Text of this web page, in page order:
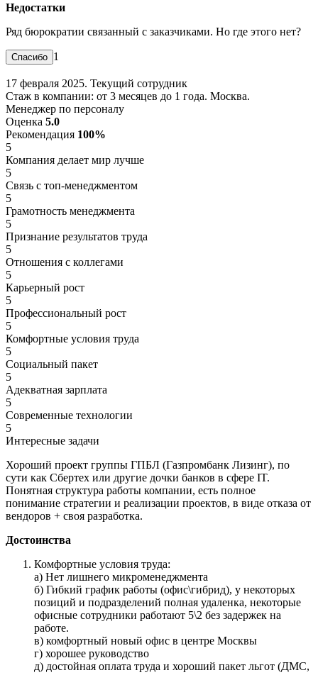
Недостатки
Ряд бюрократии связанный с заказчиками. Но где этого нет?
1
17 февраля 2025. Текущий сотрудник
Стаж в компании: от 3 месяцев до 1 года. Москва.
Менеджер по персоналу
Оценка 5.0
Рекомендация 100%
5
Компания делает мир лучше
5
Связь с топ-менеджментом
5
Грамотность менеджмента
5
Признание результатов труда
5
Отношения с коллегами
5
Карьерный рост
5
Профессиональный рост
5
Комфортные условия труда
5
Социальный пакет
5
Адекватная зарплата
5
Современные технологии
5
Интересные задачи
Хороший проект группы ГПБЛ (Газпромбанк Лизинг), по
сути как Сбертех или другие дочки банков в сфере IT.
Понятная структура работы компании, есть полное
понимание стратегии и реализации проектов, в виде отказа от
вендоров + своя разработка.
Достоинства
Комфортные условия труда:
а) Нет лишнего микроменеджмента
б) Гибкий график работы (офис\гибрид), у некоторых
позиций и подразделений полная удаленка, некоторые
офисные сотрудники работают 5\2 без задержек на
работе.
в) комфортный новый офис в центре Москвы
г) хорошее руководство
д) достойная оплата труда и хороший пакет льгот (ДМС,